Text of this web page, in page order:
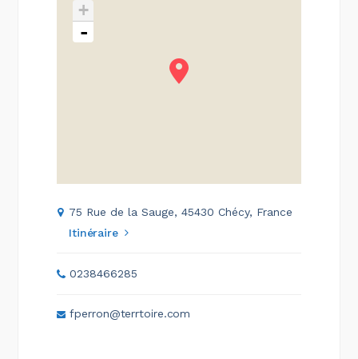
+
-
75 Rue de la Sauge, 45430 Chécy, France
Itinéraire
0238466285
fperron@terrtoire.com